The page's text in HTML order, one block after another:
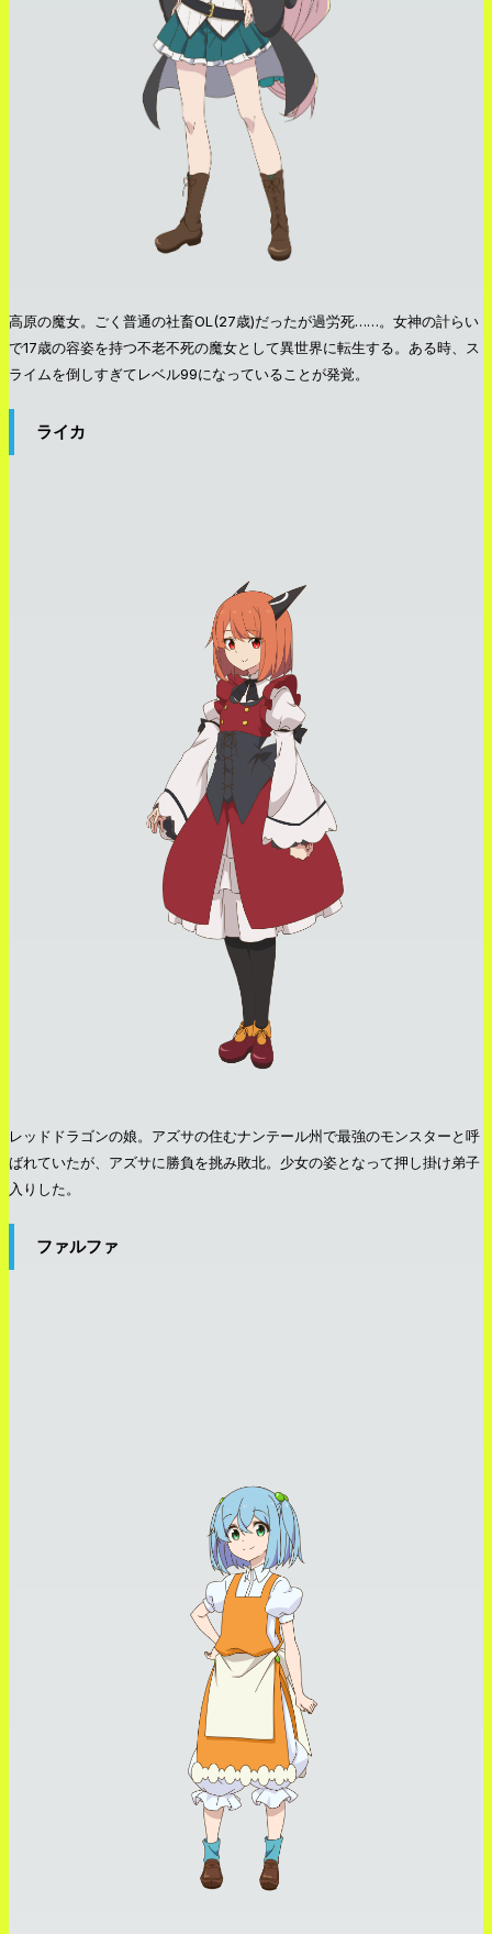
高原の魔女。ごく普通の社畜OL(27歳)だったが過労死……。女神の計らい
で17歳の容姿を持つ不老不死の魔女として異世界に転生する。ある時、ス
ライムを倒しすぎてレベル99になっていることが発覚。
ライカ
レッドドラゴンの娘。アズサの住むナンテール州で最強のモンスターと呼
ばれていたが、アズサに勝負を挑み敗北。少女の姿となって押し掛け弟子
入りした。
ファルファ